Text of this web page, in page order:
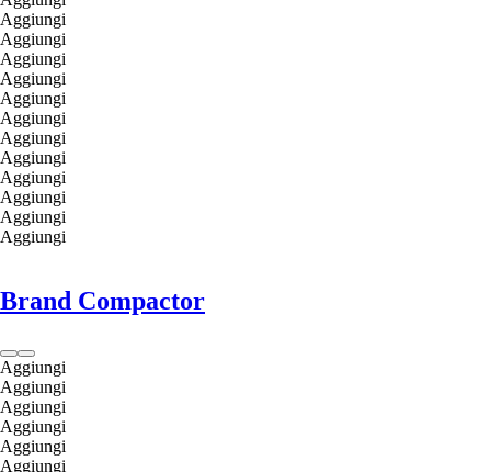
Aggiungi
Aggiungi
Aggiungi
Aggiungi
Aggiungi
Aggiungi
Aggiungi
Aggiungi
Aggiungi
Aggiungi
Aggiungi
Aggiungi
Brand Compactor
Aggiungi
Aggiungi
Aggiungi
Aggiungi
Aggiungi
Aggiungi